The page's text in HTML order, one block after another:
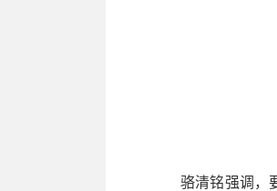
骆清铭强调，